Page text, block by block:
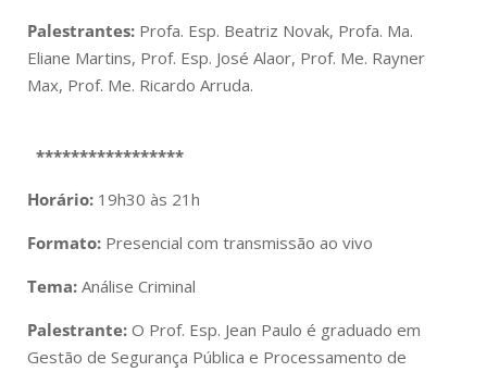
Palestrantes: Profa. Esp. Beatriz Novak, Profa. Ma.
Eliane Martins, Prof. Esp. José Alaor, Prof. Me. Rayner
Max, Prof. Me. Ricardo Arruda.
*****************
Horário: 19h30 às 21h
Formato: Presencial com transmissão ao vivo
Tema: Análise Criminal
Palestrante: O Prof. Esp. Jean Paulo é graduado em
Gestão de Segurança Pública e Processamento de